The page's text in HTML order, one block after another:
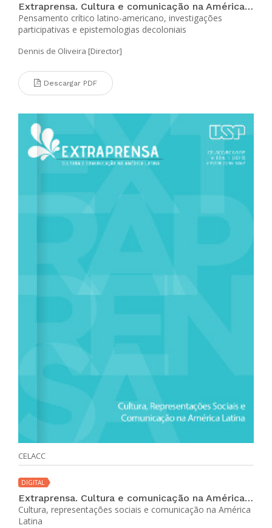
Extraprensa. Cultura e comunicação na América Latina (Edição Especial sep 2019)
Pensamento crítico latino-americano, investigações
participativas e epistemologias decoloniais
Dennis de Oliveira [Director]
Descargar PDF
CELACC
DIGITAL
Extraprensa. Cultura e comunicação na América Latina (vol. 13 no. 1 jul-dic 2019)
Cultura, representações sociais e comunicação na América
Latina